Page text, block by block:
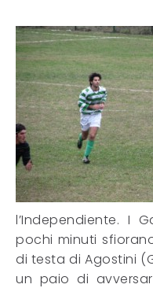
l’Independiente. I
pochi minuti
di testa di Agostini
un paio di